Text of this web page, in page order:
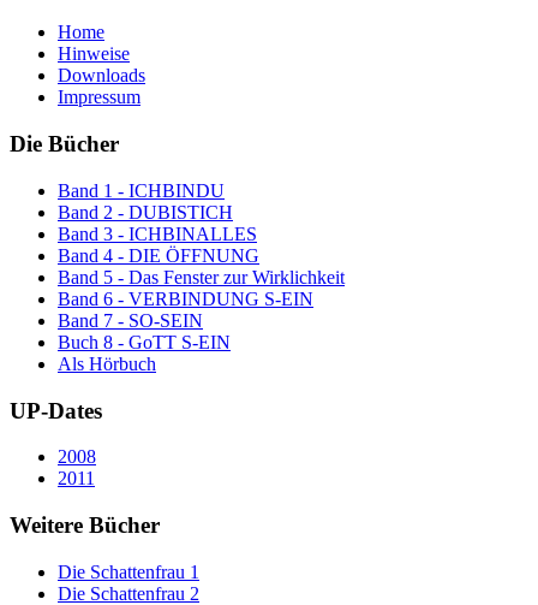
Home
Hinweise
Downloads
Impressum
Die Bücher
Band 1 - ICHBINDU
Band 2 - DUBISTICH
Band 3 - ICHBINALLES
Band 4 - DIE ÖFFNUNG
Band 5 - Das Fenster zur Wirklichkeit
Band 6 - VERBINDUNG S-EIN
Band 7 - SO-SEIN
Buch 8 - GoTT S-EIN
Als Hörbuch
UP-Dates
2008
2011
Weitere Bücher
Die Schattenfrau 1
Die Schattenfrau 2